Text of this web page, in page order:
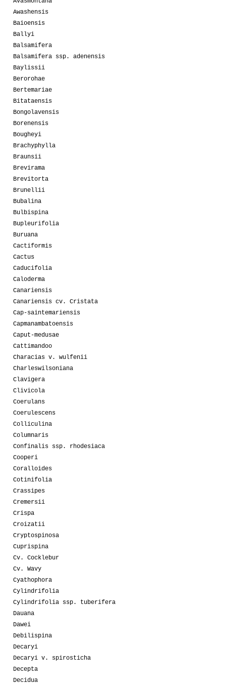
Awashensis
Baioensis
Ballyi
Balsamifera
Balsamifera ssp. adenensis
Baylissii
Berorohae
Bertemariae
Bitataensis
Bongolavensis
Borenensis
Bougheyi
Brachyphylla
Braunsii
Brevirama
Brevitorta
Brunellii
Bubalina
Bulbispina
Bupleurifolia
Buruana
Cactiformis
Cactus
Caducifolia
Caloderma
Canariensis
Canariensis cv. Cristata
Cap-saintemariensis
Capmanambatoensis
Caput-medusae
Cattimandoo
Characias v. wulfenii
Charleswilsoniana
Clavigera
Clivicola
Coerulans
Coerulescens
Colliculina
Columnaris
Confinalis ssp. rhodesiaca
Cooperi
Coralloides
Cotinifolia
Crassipes
Cremersii
Crispa
Croizatii
Cryptospinosa
Cuprispina
Cv. Cocklebur
Cv. Wavy
Cyathophora
Cylindrifolia
Cylindrifolia ssp. tuberifera
Dauana
Dawei
Debilispina
Decaryi
Decaryi v. spirosticha
Decepta
Decidua